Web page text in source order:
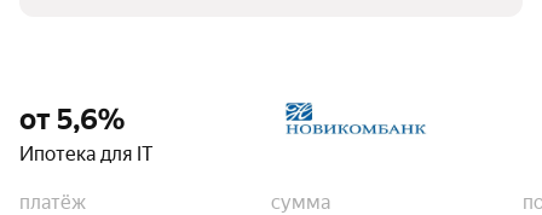
от 5,6%
Ипотека для IT
платёж
сумма